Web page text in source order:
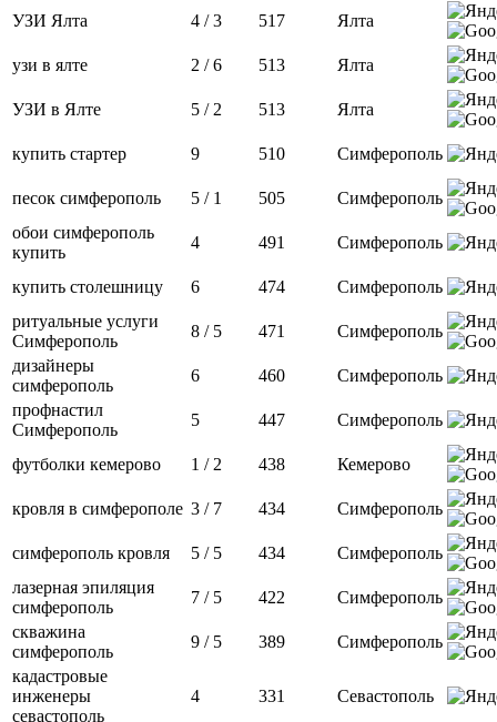
УЗИ Ялта 4 / 3 517 Ялта
узи в ялте 2 / 6 513 Ялта
УЗИ в Ялте 5 / 2 513 Ялта
купить стартер 9 510 Симферополь
песок симферополь 5 / 1 505
Симферополь
обои симферополь
купить
4 491 Симферополь
купить столешницу 6 474
Симферополь
ритуальные услуги
Симферополь
8 / 5 471
Симферополь
дизайнеры
симферополь
6 460
Симферополь
профнастил
Симферополь
5 447 Симферополь
футболки кемерово 1 / 2 438 Кемерово
кровля в симферополе 3 / 7 434 Симферополь
симферополь кровля 5 / 5 434
Симферополь
лазерная эпиляция
симферополь
7 / 5 422
Симферополь
скважина
симферополь
9 / 5 389
Симферополь
кадастровые
инженеры
севастополь
4 331 Севастополь